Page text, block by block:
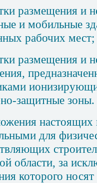
размещения и
и мобильные
рабочих мест;
размещения и
защитные зоны.
настоящих
для
области, за
которого